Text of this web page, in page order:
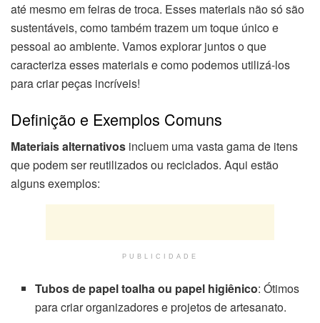
até mesmo em feiras de troca. Esses materiais não só são
sustentáveis, como também trazem um toque único e
pessoal ao ambiente. Vamos explorar juntos o que
caracteriza esses materiais e como podemos utilizá-los
para criar peças incríveis!
Definição e Exemplos Comuns
Materiais alternativos incluem uma vasta gama de itens
que podem ser reutilizados ou reciclados. Aqui estão
alguns exemplos:
PUBLICIDADE
Tubos de papel toalha ou papel higiênico: Ótimos
para criar organizadores e projetos de artesanato.